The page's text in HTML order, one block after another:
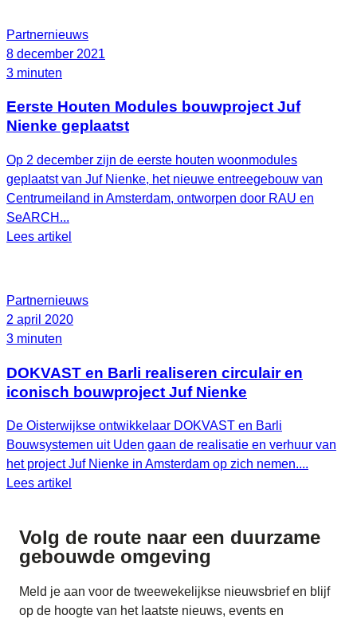
Partnernieuws
8 december 2021
3 minuten
Eerste Houten Modules bouwproject Juf
Nienke geplaatst
Op 2 december zijn de eerste houten woonmodules
geplaatst van Juf Nienke, het nieuwe entreegebouw van
Centrumeiland in Amsterdam, ontworpen door RAU en
SeARCH...
Lees artikel
Partnernieuws
2 april 2020
3 minuten
DOKVAST en Barli realiseren circulair en
iconisch bouwproject Juf Nienke
De Oisterwijkse ontwikkelaar DOKVAST en Barli
Bouwsystemen uit Uden gaan de realisatie en verhuur van
het project Juf Nienke in Amsterdam op zich nemen....
Lees artikel
Volg de route naar een duurzame
gebouwde omgeving
Meld je aan voor de tweewekelijkse nieuwsbrief en blijf
op de hoogte van het laatste nieuws, events en